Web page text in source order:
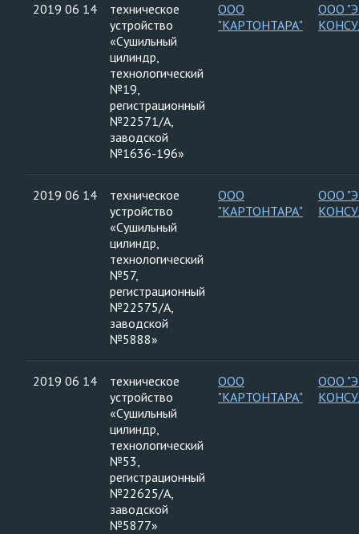
2019 06 14
техническое
устройство
«Сушильный
цилиндр,
технологический
№19,
регистрационный
№22571/А,
заводской
№1636-196»
ООО
"КАРТОНТАРА"
ООО
2019 06 14
техническое
устройство
«Сушильный
цилиндр,
технологический
№57,
регистрационный
№22575/А,
заводской
№5888»
ООО
"КАРТОНТАРА"
ООО
2019 06 14
техническое
устройство
«Сушильный
цилиндр,
технологический
№53,
регистрационный
№22625/А,
заводской
№5877»
ООО
"КАРТОНТАРА"
ООО